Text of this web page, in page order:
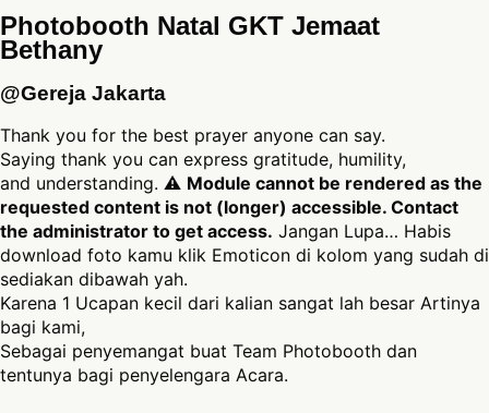
Photobooth Natal GKT Jemaat
Bethany
@Gereja Jakarta
Thank you for the best prayer anyone can say.
Saying thank you can express gratitude, humility,
and understanding. ⚠ Module cannot be rendered as the
requested content is not (longer) accessible. Contact
the administrator to get access. Jangan Lupa… Habis
download foto kamu klik Emoticon di kolom yang sudah di
sediakan dibawah yah.
Karena 1 Ucapan kecil dari kalian sangat lah besar Artinya
bagi kami,
Sebagai penyemangat buat Team Photobooth dan
tentunya bagi penyelengara Acara.